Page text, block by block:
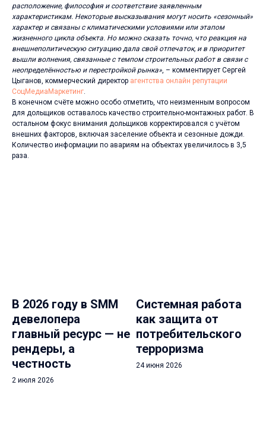
расположение, философия и соответствие заявленным
характеристикам. Некоторые высказывания могут носить «сезонный»
характер и связаны с климатическими условиями или этапом
жизненного цикла объекта. Но можно сказать точно, что реакция на
внешнеполитическую ситуацию дала свой отпечаток, и в приоритет
вышли волнения, связанные с темпом строительных работ в связи с
неопределённостью и перестройкой рынка», – комментирует Сергей
Цыганов, коммерческий директор агентства онлайн репутации
СоцМедиаМаркетинг.
В конечном счёте можно особо отметить, что неизменным вопросом
для дольщиков оставалось качество строительно-монтажных работ. В
остальном фокус внимания дольщиков корректировался с учётом
внешних факторов, включая заселение объекта и сезонные дожди.
Количество информации по авариям на объектах увеличилось в 3,5
раза.
В 2026 году в SMM
девелопера
главный ресурс — не
рендеры, а
честность
2 июля 2026
Системная работа
как защита от
потребительского
терроризма
24 июня 2026